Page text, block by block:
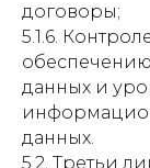
договоры;
5.1.6.
данных и
данных.
5.2. Третьи